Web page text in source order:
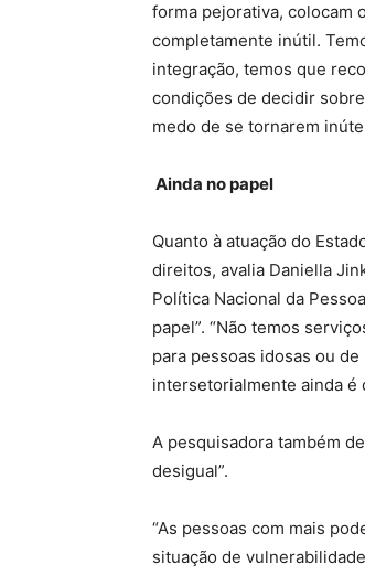
forma pejorativa, colocam
completamente inútil.
integração, temos que
condições de decidir
medo de se tornarem
Ainda no papel
Quanto à atuação do
direitos, avalia Daniella
Política Nacional da
papel”. “Não temos
para pessoas idosas ou
intersetorialmente ainda é
A pesquisadora também
desigual”.
“As pessoas com mais
situação de